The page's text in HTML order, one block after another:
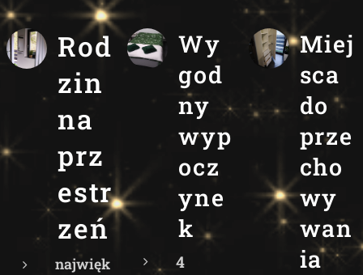
Rod
zin
na
prz
estr
zeń
najwięk
Wy
god
ny
wyp
ocz
yne
k
4
Miej
sca
do
prze
cho
wy
wan
ia